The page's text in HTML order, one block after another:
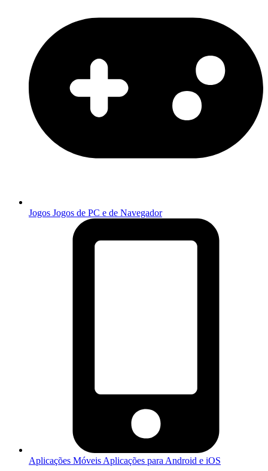
Jogos Jogos de PC e de Navegador
Aplicações Móveis Aplicações para Android e iOS